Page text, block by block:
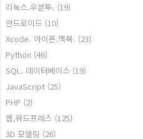
리눅스.우분투. (19)
안드로이드 (10)
Xcode. 아이폰.맥북. (23)
Python (46)
SQL. 데이터베이스 (19)
JavaScript (25)
PHP (2)
웹,워드프레스 (125)
3D 모델링 (26)